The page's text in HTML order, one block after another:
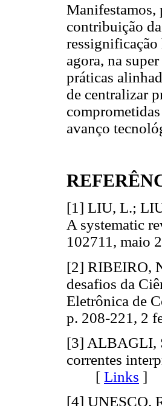
Manifestamos,
contribuição
ressignificação
agora, na
práticas
de centralizar
avanço
[1] LIU, L.;
A systematic
102711,
[2] RIBEIRO,
desafios da
Eletrônica de
p. 208-221,
[3] ALBAGLI,
correntes
[ Links ]
[4] UNESCO.